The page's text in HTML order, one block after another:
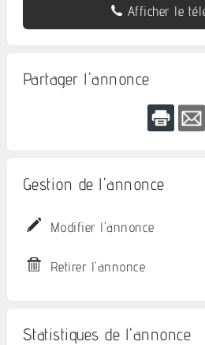
Afficher le
Partager l'annonce
Gestion de l'annonce
Modifier l'annonce
Retirer l'annonce
Statistiques de l'annonce